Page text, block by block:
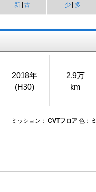
新 | 古 少 | 多
2018年
(H30)
2.9万
km
ミッション： CVTフロア 色：